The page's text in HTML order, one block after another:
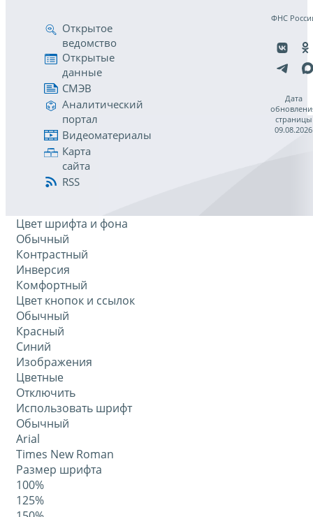
Открытое
ведомство
Открытые
данные
СМЭВ
Аналитический
портал
Видеоматериалы
Карта
сайта
RSS
ФНС
Дата
страницы
09.08.2026
Цвет шрифта и фона
Обычный
Контрастный
Инверсия
Комфортный
Цвет кнопок и ссылок
Обычный
Красный
Синий
Изображения
Цветные
Отключить
Использовать шрифт
Обычный
Arial
Times New Roman
Размер шрифта
100%
125%